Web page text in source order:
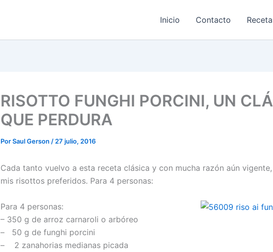
Inicio Contacto
RISOTTO FUNGHI PORCINI, UN
QUE PERDURA
PorSaul Gerson / 27 julio, 2016
Cada tanto vuelvo a esta receta clásica y con mucha razón aún
mis risottos preferidos. Para 4 personas:
Para 4 personas:
– 350 g de arroz carnaroli o arbóreo
– 50 g de funghi porcini
– 2 zanahorias medianas picada